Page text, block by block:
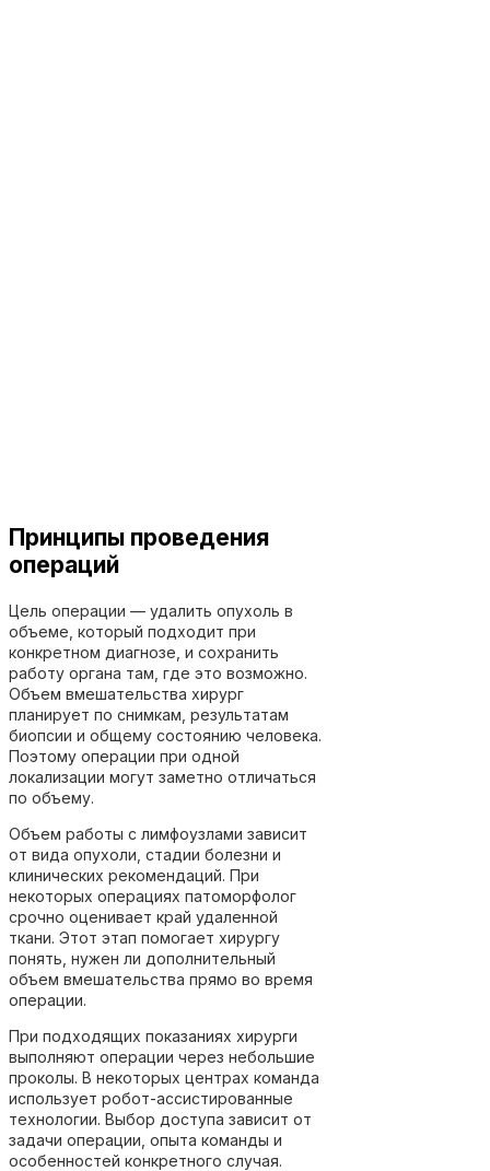
Принципы проведения
операций
Цель операции — удалить опухоль в
объеме, который подходит при
конкретном диагнозе, и сохранить
работу органа там, где это возможно.
Объем вмешательства хирург
планирует по снимкам, результатам
биопсии и общему состоянию человека.
Поэтому операции при одной
локализации могут заметно отличаться
по объему.
Объем работы с лимфоузлами зависит
от вида опухоли, стадии болезни и
клинических рекомендаций. При
некоторых операциях патоморфолог
срочно оценивает край удаленной
ткани. Этот этап помогает хирургу
понять, нужен ли дополнительный
объем вмешательства прямо во время
операции.
При подходящих показаниях хирурги
выполняют операции через небольшие
проколы. В некоторых центрах команда
использует робот-ассистированные
технологии. Выбор доступа зависит от
задачи операции, опыта команды и
особенностей конкретного случая.